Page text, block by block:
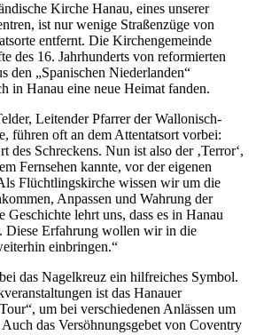
Kirche Hanau, eines unserer
ist nur wenige Straßenzüge von
entfernt. Die Kirchengemeinde
des 16. Jahrhunderts von reformierten
den „Spanischen Niederlanden“
in Hanau eine neue Heimat fanden.
Leitender Pfarrer der Wallonisch-
führen oft an dem Attentatsort vorbei:
des Schreckens. Nun ist also der ‚Terror‘,
Fernsehen kannte, vor der eigenen
Flüchtlingskirche wissen wir um die
Anpassen und Wahrung der
Geschichte lehrt uns, dass es in Hanau
Diese Erfahrung wollen wir in die
einbringen.“
das Nagelkreuz ein hilfreiches Symbol.
ist das Hanauer
um bei verschiedenen Anlässen um
das Versöhnungsgebet von Coventry